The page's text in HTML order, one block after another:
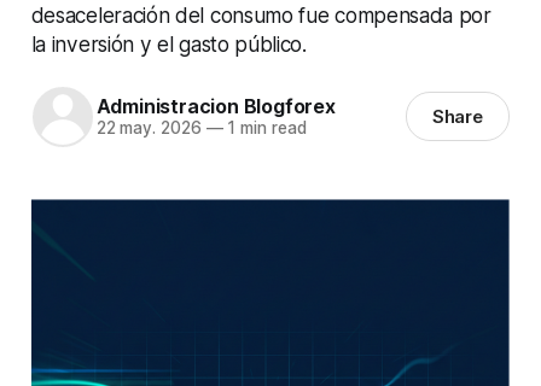
desaceleración del consumo fue compensada por
la inversión y el gasto público.
Administracion Blogforex
22 may. 2026 —1 min read Share